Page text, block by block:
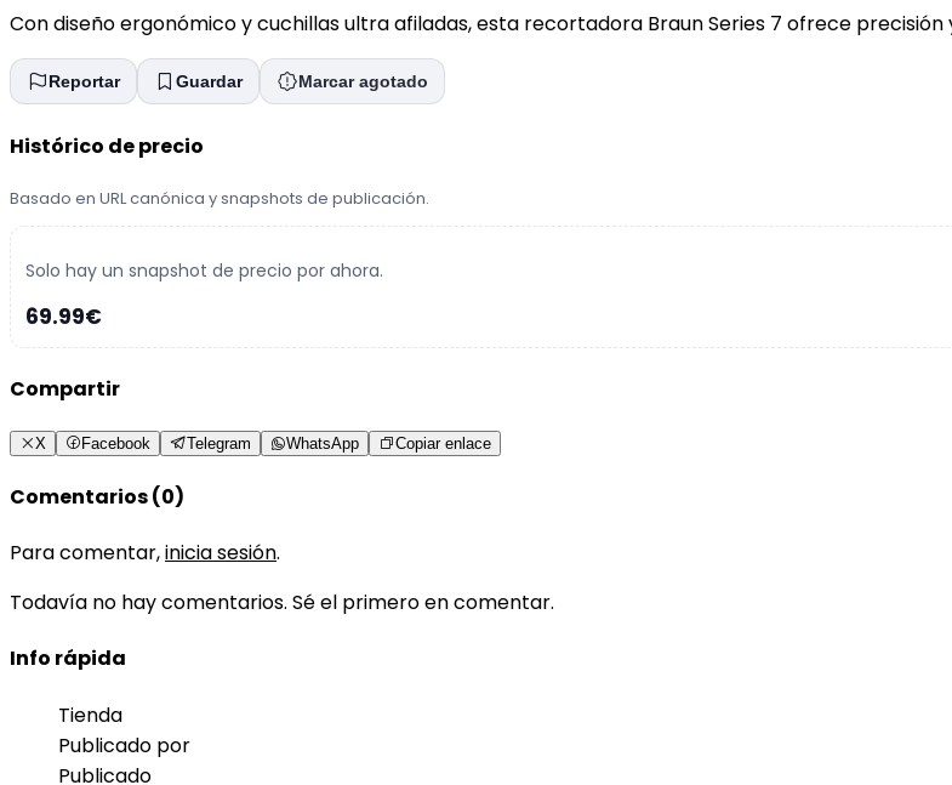
Con diseño ergonómico y cuchillas ultra afiladas, esta recortadora Braun Series 7 ofrece
Reportar Guardar Marcar agotado
Histórico de precio
Basado en URL canónica y snapshots de publicación.
Solo hay un snapshot de precio por ahora.
69.99€
Compartir
X Facebook Telegram WhatsApp Copiar enlace
Comentarios (0)
Para comentar,inicia sesión.
Todavía no hay comentarios. Sé el primero en comentar.
Info rápida
Tienda
Publicado por
Publicado